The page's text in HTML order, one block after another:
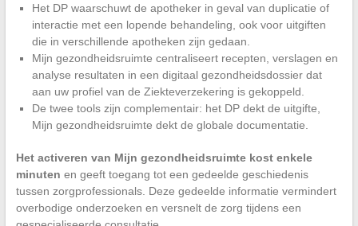
Het DP waarschuwt de apotheker in geval van duplicatie of
interactie met een lopende behandeling, ook voor uitgiften
die in verschillende apotheken zijn gedaan.
Mijn gezondheidsruimte centraliseert recepten, verslagen en
analyse resultaten in een digitaal gezondheidsdossier dat
aan uw profiel van de Ziekteverzekering is gekoppeld.
De twee tools zijn complementair: het DP dekt de uitgifte,
Mijn gezondheidsruimte dekt de globale documentatie.
Het activeren van Mijn gezondheidsruimte kost enkele
minuten en geeft toegang tot een gedeelde geschiedenis
tussen zorgprofessionals. Deze gedeelde informatie vermindert
overbodige onderzoeken en versnelt de zorg tijdens een